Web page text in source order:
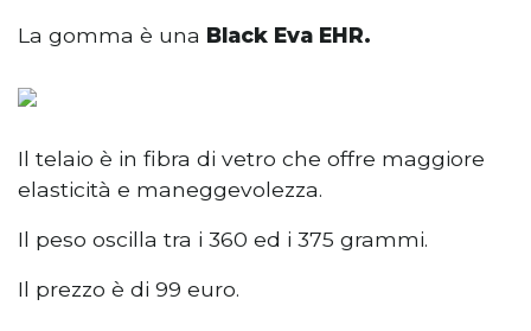
La gomma è una Black Eva EHR.
Il telaio è in fibra di vetro che offre maggiore
elasticità e maneggevolezza.
Il peso oscilla tra i 360 ed i 375 grammi.
Il prezzo è di 99 euro.